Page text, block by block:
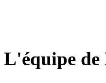
L'équipe de